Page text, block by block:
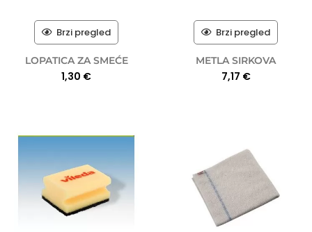
Brzi pregled
LOPATICA ZA SMEĆE
1,30 €
Brzi pregled
METLA SIRKOVA
7,17 €